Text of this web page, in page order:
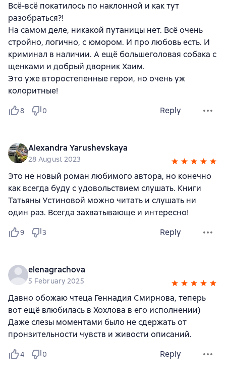
Всё-всё покатилось по наклонной и как тут
разобраться?!
На самом деле, никакой путаницы нет. Всё очень
стройно, логично, с юмором. И про любовь есть. И
криминал в наличии. А ещё большеголовая собака с
щенками и добрый дворник Хаим.
Это уже второстепенные герои, но очень уж
колоритные!
8 0 Reply
Alexandra Yarushevskaya
28 August 2023
Это не новый роман любимого автора, но конечно
как всегда буду с удовольствием слушать. Книги
Татьяны Устиновой можно читать и слушать ни
один раз. Всегда захватывающе и интересно!
9 3 Reply
elenagrachova
5 February 2025
Давно обожаю чтеца Геннадия Смирнова, теперь
вот ещё влюбилась в Хохлова в его исполнении)
Даже слезы моментами было не сдержать от
пронзительности чувств и живости описаний.
4 0 Reply